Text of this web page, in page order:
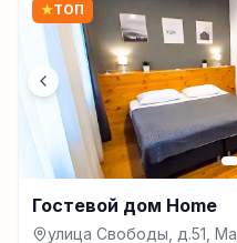
★ТОП
Гостевой дом Home
улица Свободы, д.51,